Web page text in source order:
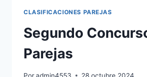
CLASIFICACIONES PAREJAS
Segundo
Parejas